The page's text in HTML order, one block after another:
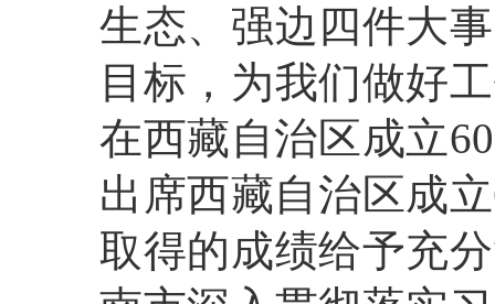
生态、强边四件大
目标，为我们做好
在西藏自治区成立
出席西藏自治区成
取得的成绩给予充